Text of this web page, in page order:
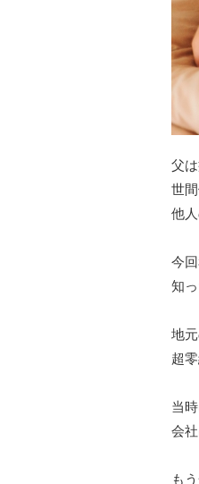
父
世
他
今
知
地
超
当
会
も